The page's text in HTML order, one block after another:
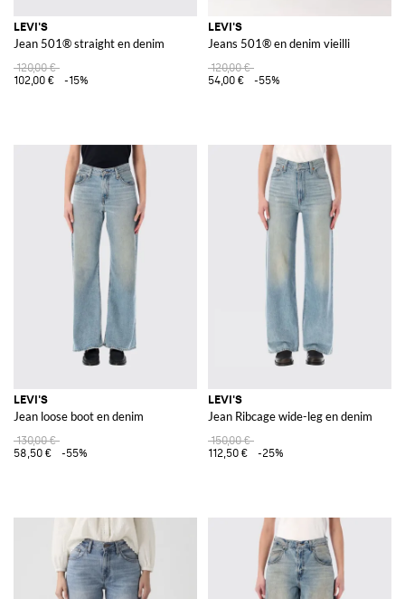
LEVI'S
Jean 501® straight en denim
120,00 €
102,00 €
-15%
LEVI'S
Jeans 501® en denim vieilli
120,00 €
54,00 €
-55%
LEVI'S
Jean loose boot en denim
130,00 €
58,50 €
-55%
LEVI'S
Jean Ribcage wide-leg en denim
150,00 €
112,50 €
-25%